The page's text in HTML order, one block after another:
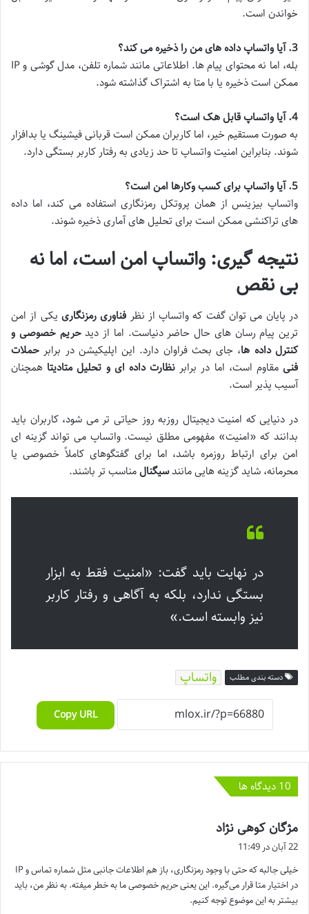
خواندن است.
3. آیا واتساپ داده های من را ذخیره می کند؟
بله، اما نه محتوای پیام ها. اطلاعاتی مانند شماره تلفن، مدل گوشی و IP
ممکن است ذخیره یا با متا به اشتراک گذاشته شود.
4. آیا واتساپ قابل هک است؟
به صورت مستقیم خیر، اما کاربران ممکن است قربانی فیشینگ یا بدافزار
شوند. بنابراین امنیت واتساپ تا حد زیادی به رفتار کاربر بستگی دارد.
5. آیا واتساپ برای کسب وکارها امن است؟
واتساپ بیزینس از همان پروتکل رمزنگاری استفاده می کند، اما داده
های تراکنشی ممکن است برای تحلیل های آماری ذخیره شوند.
نتیجه گیری: واتساپ امن است، اما نه
بی نقص
در پایان می توان گفت که واتساپ از نظر فناوری رمزنگاری یکی از امن
ترین پیام رسان های حال حاضر دنیاست. اما از دیدحریم خصوصی و
کنترل داده ها، جای بحث فراوان دارد. این اپلیکیشن در برابر حملات
فنیمقاوم است، اما در برابر نظارت داده ای و تحلیل متادیتا همچنان
آسیب پذیر است.
در دنیایی که امنیت دیجیتال روزبه روز حیاتی تر می شود، کاربران باید
بدانند که «امنیت» مفهومی مطلق نیست. واتساپ می تواند گزینه ای
امن برای ارتباط روزمره باشد، اما برای گفتگوهای کاملاً خصوصی یا
محرمانه، شاید گزینه هایی مانندسیگنالمناسب تر باشند.
در نهایت باید گفت: «امنیت فقط به ابزار
بستگی ندارد، بلکه به آگاهی و رفتار کاربر
نیز وابسته است.»
دسته بندی مطلب واتساپ
Copy URL
‫10 دیدگاه ها
مژگان کوهی نژاد
:
22 آبان در 11:49
خیلی جالبه که حتی با وجود رمزنگاری، باز هم اطلاعات جانبی مثل شماره تماس و IP
در اختیار متا قرار می‌گیره. این یعنی حریم خصوصی ما به خطر میفته. به نظر من، باید
بیشتر به این موضوع توجه کنیم.